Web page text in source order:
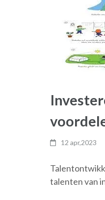
12 apr,2023
talenten van